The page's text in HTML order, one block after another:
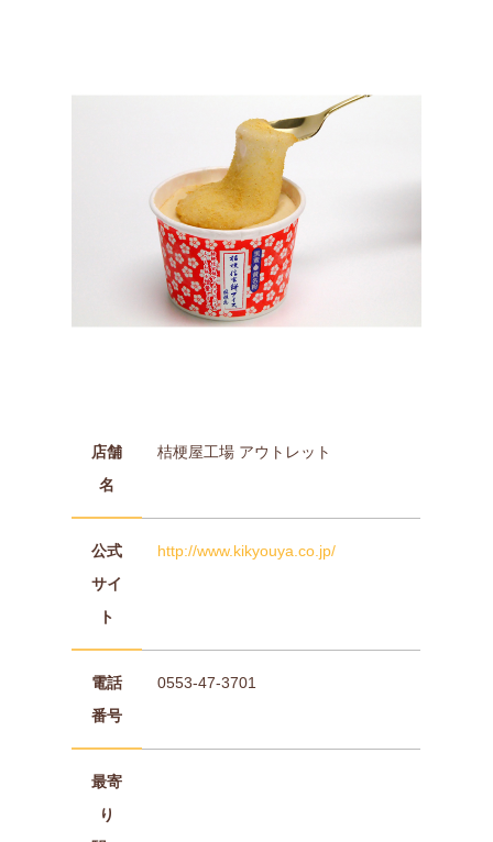
店舗
名
桔梗屋工場 アウトレット
公式
サイ
ト
http://www.kikyouya.co.jp/
電話
番号
0553-47-3701
最寄
り